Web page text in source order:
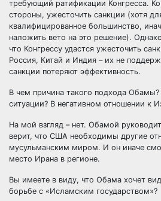
требующий ратификации Конгресса.
стороны, ужесточить санкции (хотя
квалифицированное большинство,
наложить вето на это решение).
что Конгрессу удастся ужесточить
Россия, Китай и Индия – их не
санкции потеряют эффективность.
В чем причина такого подхода
ситуации? В негативном отношении к
На мой взгляд – нет. Обамой
верит, что США необходимы другие
мусульманским миром. И он иначе
место Ирана в регионе.
Вы имеете в виду, что Обама хочет
борьбе с «Исламским государством»?